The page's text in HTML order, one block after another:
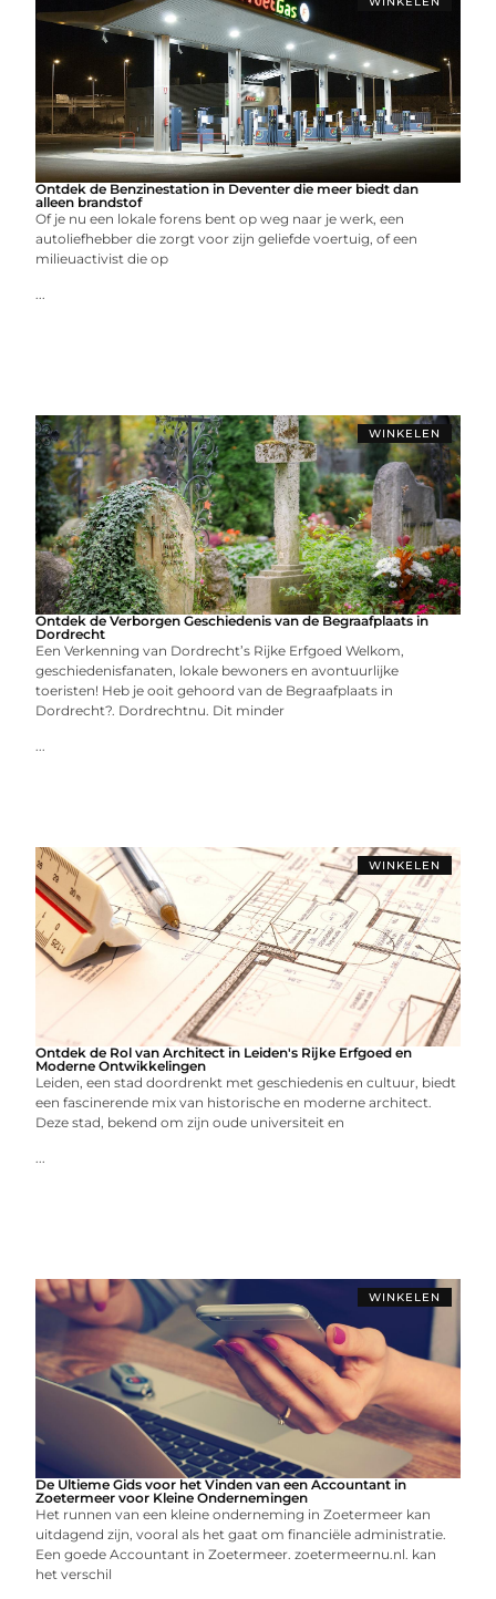
Ontdek de Benzinestation in Deventer die meer biedt dan
alleen brandstof
Of je nu een lokale forens bent op weg naar je werk, een
autoliefhebber die zorgt voor zijn geliefde voertuig, of een
milieuactivist die op
...
WINKELEN
Ontdek de Verborgen Geschiedenis van de Begraafplaats in
Dordrecht
Een Verkenning van Dordrecht’s Rijke Erfgoed Welkom,
geschiedenisfanaten, lokale bewoners en avontuurlijke
toeristen! Heb je ooit gehoord van de Begraafplaats in
Dordrecht?. Dordrechtnu. Dit minder
...
WINKELEN
Ontdek de Rol van Architect in Leiden's Rijke Erfgoed en
Moderne Ontwikkelingen
Leiden, een stad doordrenkt met geschiedenis en cultuur, biedt
een fascinerende mix van historische en moderne architect.
Deze stad, bekend om zijn oude universiteit en
...
WINKELEN
De Ultieme Gids voor het Vinden van een Accountant in
Zoetermeer voor Kleine Ondernemingen
Het runnen van een kleine onderneming in Zoetermeer kan
uitdagend zijn, vooral als het gaat om financiële administratie.
Een goede Accountant in Zoetermeer. zoetermeernu.nl. kan
het verschil